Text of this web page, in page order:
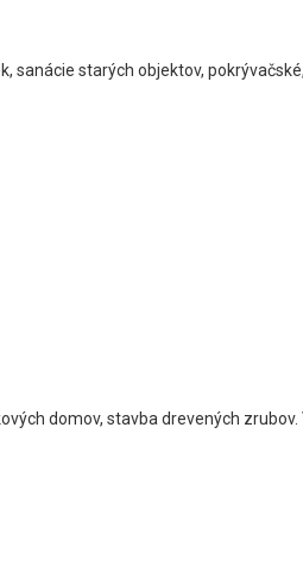
sanácie starých objektov, pokrývačské,
domov, stavba drevených zrubov.